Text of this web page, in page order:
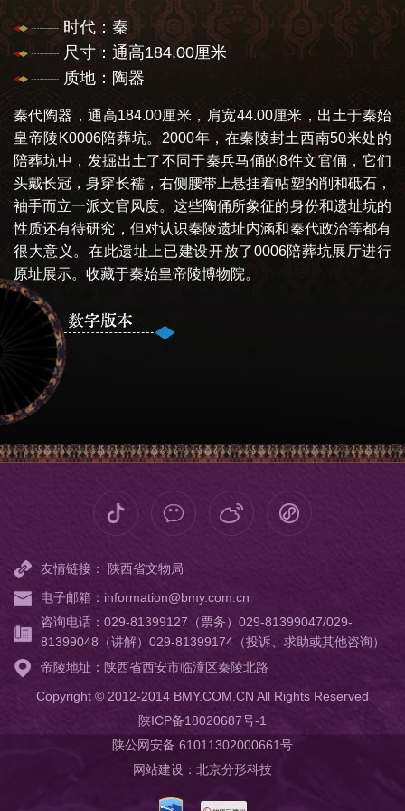
数字版本
时代：秦
尺寸：通高184.00厘米
质地：陶器
秦代陶器，通高184.00厘米，肩宽44.00厘米，出土于秦始
皇帝陵K0006陪葬坑。2000年，在秦陵封土西南50米处的
陪葬坑中，发掘出土了不同于秦兵马俑的8件文官俑，它们
头戴长冠，身穿长襦，右侧腰带上悬挂着帖塑的削和砥石，
袖手而立一派文官风度。这些陶俑所象征的身份和遗址坑的
性质还有待研究，但对认识秦陵遗址内涵和秦代政治等都有
很大意义。在此遗址上已建设开放了0006陪葬坑展厅进行
原址展示。收藏于秦始皇帝陵博物院。
友情链接： 陕西省文物局
电子邮箱：information@bmy.com.cn
咨询电话：029-81399127（票务）029-81399047/029-
81399048（讲解）029-81399174（投诉、求助或其他咨询）
帝陵地址：陕西省西安市临潼区秦陵北路
Copyright © 2012-2014 BMY.COM.CN All Rights Reserved
陕ICP备18020687号-1
陕公网安备 61011302000661号
网站建设 ： 北京分形科技